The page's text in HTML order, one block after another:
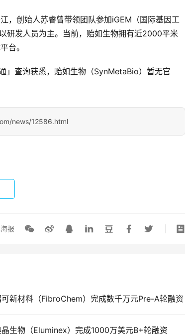
，创始人苏睿曾带领团队参加iGEM（国际基因工
研发人员为主。当前，贻如生物拥有近2000平米
台。
」查询获悉，贻如生物（SynMetaBio）暂无官
news/12586.html
报
新材料（FibroChem）完成数千万元Pre-A轮融资
生物（Eluminex）完成1000万美元B+轮融资